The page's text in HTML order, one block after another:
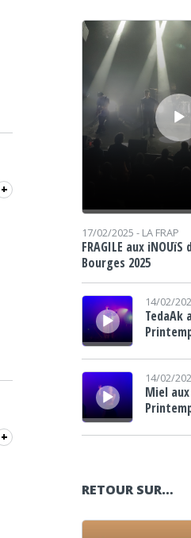
+
+
Lecteur audio
17/02/2025 - LA FRAP
FRAGILE aux
Bourges 2025
Lecteur audio
14/02/
TedaAk
Lecteur audio 14/02/
Miel
RETOUR SUR…
Lecteur audio